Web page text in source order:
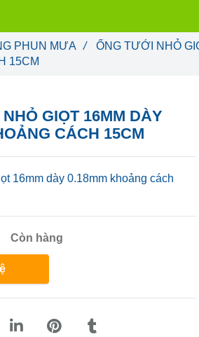
GIỌT 16MM DÀY
CÁCH 15CM
16mm dày 0.18mm khoảng cách
Còn hàng
PHUN MƯA / ỐNG TƯỚI NHỎ
15CM